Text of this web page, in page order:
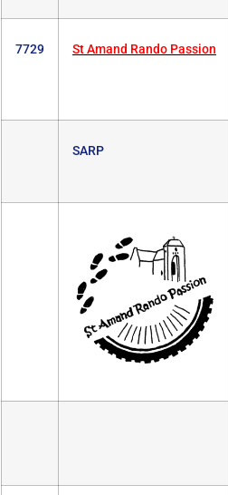
7729 St Amand Rando Passion
SARP